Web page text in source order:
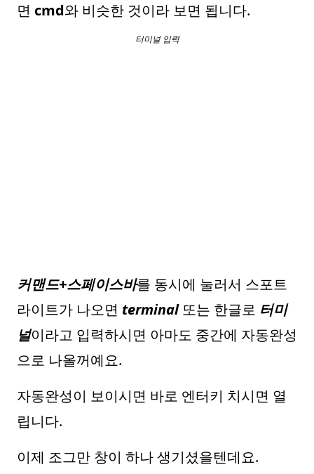
면 cmd와 비슷한 것이라 보면 됩니다.
터미널 입력
커맨드+스페이스바를 동시에 눌러서 스포트
라이트가 나오면 terminal또는 한글로 터미
널이라고 입력하시면 아마도 중간에 자동완성
으로 나올꺼예요.
자동완성이 보이시면 바로 엔터키 치시면 열
립니다.
이제 조그만 창이 하나 생기셨을텐데요.